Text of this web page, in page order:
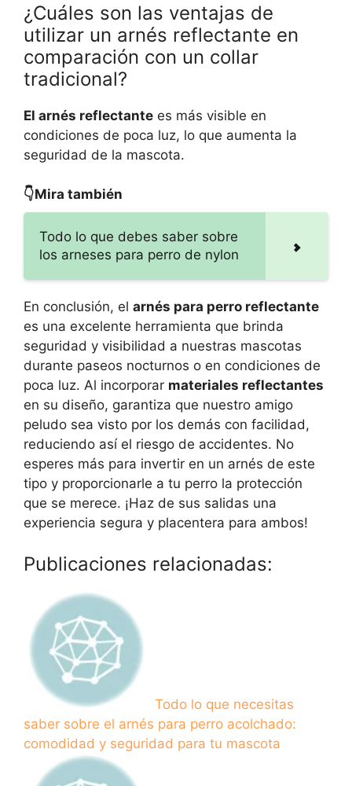
¿Cuáles son las ventajas de
utilizar un arnés reflectante en
comparación con un collar
tradicional?
El arnés reflectante es más visible en
condiciones de poca luz, lo que aumenta la
seguridad de la mascota.
👇Mira también
Todo lo que debes saber sobre
los arneses para perro de nylon
En conclusión, el arnés para perro reflectante
es una excelente herramienta que brinda
seguridad y visibilidad a nuestras mascotas
durante paseos nocturnos o en condiciones de
poca luz. Al incorporar materiales reflectantes
en su diseño, garantiza que nuestro amigo
peludo sea visto por los demás con facilidad,
reduciendo así el riesgo de accidentes. No
esperes más para invertir en un arnés de este
tipo y proporcionarle a tu perro la protección
que se merece. ¡Haz de sus salidas una
experiencia segura y placentera para ambos!
Publicaciones relacionadas:
Todo lo que necesitas
saber sobre el arnés para perro acolchado:
comodidad y seguridad para tu mascota